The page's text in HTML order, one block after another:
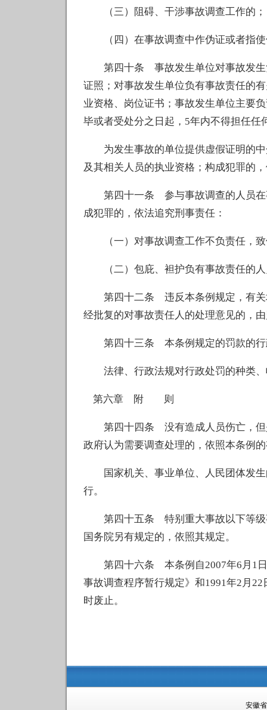
（三）阻碍、干涉事故调查工作的；
（四）在事故调查中作伪证或者指使
第四十条 事故发生单位对事故发生
证照；对事故发生单位负有事故责任的
业资格、岗位证书；事故发生单位主要
毕或者受处分之日起，5年内不得担任任
为发生事故的单位提供虚假证明的中
及其相关人员的执业资格；构成犯罪的
第四十一条 参与事故调查的人员在
成犯罪的，依法追究刑事责任：
（一）对事故调查工作不负责任，致
（二）包庇、袒护负有事故责任的人
第四十二条 违反本条例规定，有关
经批复的对事故责任人的处理意见的，
第四十三条 本条例规定的罚款的行
法律、行政法规对行政处罚的种类、
第六章 附 则
第四十四条 没有造成人员伤亡，但
政府认为需要调查处理的，依照本条例
国家机关、事业单位、人民团体发生
行。
第四十五条 特别重大事故以下等级
国务院另有规定的，依照其规定。
第四十六条 本条例自2007年6月1日
事故调查程序暂行规定》和1991年2月
时废止。
安徽